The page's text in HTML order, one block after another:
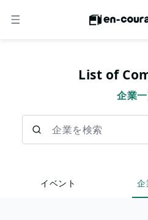
メニュー
List of
企業
イベント 企